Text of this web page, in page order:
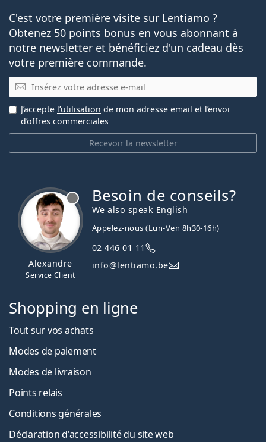
C'est votre première visite sur Lentiamo ?
Obtenez 50 points bonus en vous abonnant à
notre newsletter et bénéficiez d'un cadeau dès
votre première commande.
E-mail
Recevoir la newsletter
J’accepte l’utilisation de mon adresse email et l’envoi
d’offres commerciales
Alexandre
Service Client
Besoin de conseils?
We also speak English
Appelez-nous (Lun-Ven 8h30-16h)
02 446 01 11
info@lentiamo.be
Shopping en ligne
Tout sur vos achats
Modes de paiement
Modes de livraison
Points relais
Conditions générales
Déclaration d'accessibilité du site web